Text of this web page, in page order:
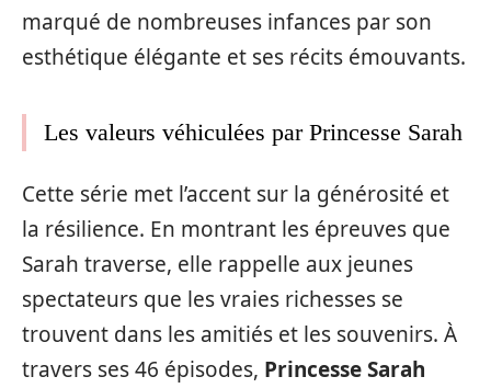
marqué de nombreuses infances par son
esthétique élégante et ses récits émouvants.
Les valeurs véhiculées par Princesse Sarah
Cette série met l’accent sur la générosité et
la résilience. En montrant les épreuves que
Sarah traverse, elle rappelle aux jeunes
spectateurs que les vraies richesses se
trouvent dans les amitiés et les souvenirs. À
travers ses 46 épisodes, Princesse Sarah